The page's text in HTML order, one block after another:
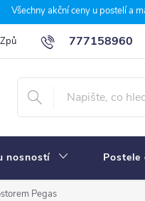
Všechny akční ceny u postelí a
777158960
Způsoby a ceny dopravy 7
nosností
Pegas